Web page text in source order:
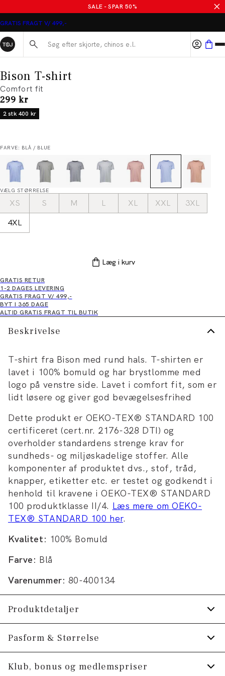
SALE - SPAR 50%
GRATIS FRAGT V/ 499,-
Søg her...
Bison T-shirt
Comfort fit
I alt (inkl. rabat)
299 kr
2 stk 400 kr
FARVE: BLÅ / BLUE
VÆLG STØRRELSE
XS S M L XL XXL
3XL
4XL
Læg i kurv
GRATIS RETUR
1-2 DAGES LEVERING
GRATIS FRAGT V/ 499,-
BYT I 365 DAGE
ALTID GRATIS FRAGT TIL BUTIK
Beskrivelse
T-shirt fra Bison med rund hals. T-shirten er
lavet i 100% bomuld og har brystlomme med
logo på venstre side. Lavet i comfort fit, som er
lidt løsere og giver god bevægelsesfrihed
Dette produkt er OEKO-TEX® STANDARD 100
certificeret (cert.nr. 2176-328 DTI) og
overholder standardens strenge krav for
sundheds- og miljøskadelige stoffer. Alle
komponenter af produktet dvs., stof, tråd,
knapper, etiketter etc. er testet og godkendt i
henhold til kravene i OEKO-TEX® STANDARD
100 produktklasse II/4. Læs mere om OEKO-
TEX® STANDARD 100 her.
Kvalitet: 100% Bomuld
Farve: Blå
Varenummer: 80-400134
Produktdetaljer
Fremstillet i 100% bomuld.
T-shirten har rund hals.
Lomme på venstre bryst.
Pasform & Størrelse
Fit:Comfort fit
Klub, bonus og medlemspriser